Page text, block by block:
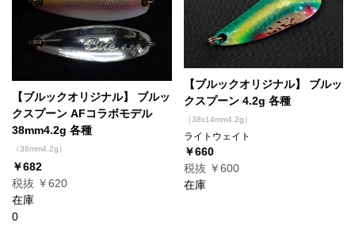
【ブルックオリジナル】 ブルッ
クスプーン AFコラボモデル
38mm4.2g 各種
（38mm4.2g）
￥682
税抜 ￥620
在庫
0
【ブルックオリジナル】 ブルッ
クスプーン 4.2g 各種
（38x14mm4.2g）
ライトウェイト
￥660
税抜 ￥600
在庫